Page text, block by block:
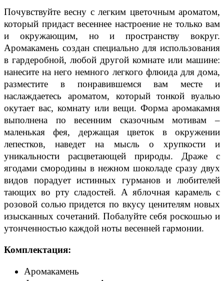
Почувствуйте весну с легким цветочным ароматом,
который придаст весеннее настроение не только вам
и окружающим, но и пространству вокруг.
Аромакамень создан специально для использования
в гардеробной, любой другой комнате или машине:
нанесите на него немного легкого флюида для дома,
разместите в понравившемся вам месте и
наслаждаетесь ароматом, который тонкой вуалью
окутает вас, комнату или вещи. Форма аромакамня
выполнена по весенним сказочным мотивам –
маленькая фея, держащая цветок в окружении
лепестков, наведет на мысль о хрупкости и
уникальности расцветающей природы. Драже с
ягодами смородины в нежном шоколаде сразу двух
видов порадует истинных гурманов и любителей
тающих во рту сладостей. А яблочная карамель с
розовой солью придется по вкусу ценителям новых
изысканных сочетаний. Побалуйте себя роскошью и
утонченностью каждой ноты весенней гармонии.
Комплектация:
Аромакамень